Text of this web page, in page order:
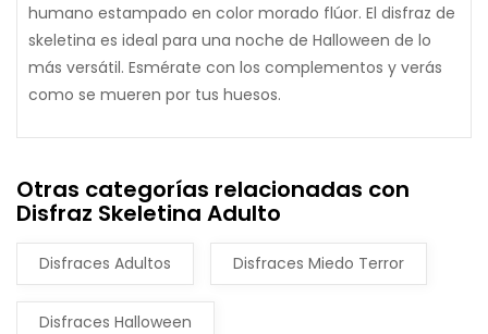
humano estampado en color morado flúor. El disfraz de
skeletina es ideal para una noche de Halloween de lo
más versátil. Esmérate con los complementos y verás
como se mueren por tus huesos.
Otras categorías relacionadas con
Disfraz Skeletina Adulto
Disfraces Adultos Disfraces Miedo Terror
Disfraces Halloween